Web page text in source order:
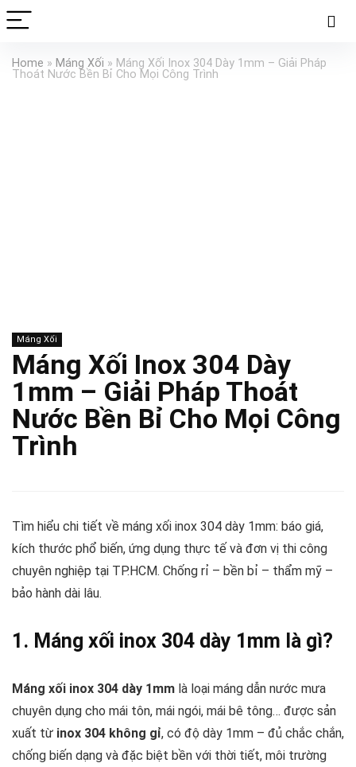
Home » Máng Xối » Máng Xối Inox 304 Dày 1mm – Giải Pháp
Thoát Nước Bền Bỉ Cho Mọi Công Trình
Máng Xối
Máng Xối Inox 304 Dày
1mm – Giải Pháp Thoát
Nước Bền Bỉ Cho Mọi Công
Trình
Tìm hiểu chi tiết về máng xối inox 304 dày 1mm: báo giá,
kích thước phổ biến, ứng dụng thực tế và đơn vị thi công
chuyên nghiệp tại TP.HCM. Chống rỉ – bền bỉ – thẩm mỹ –
bảo hành dài lâu.
1. Máng xối inox 304 dày 1mm là gì?
Máng xối inox 304 dày 1mm là loại máng dẫn nước mưa
chuyên dụng cho mái tôn, mái ngói, mái bê tông… được sản
xuất từ inox 304 không gỉ, có độ dày 1mm – đủ chắc chắn,
chống biến dạng và đặc biệt bền với thời tiết, môi trường